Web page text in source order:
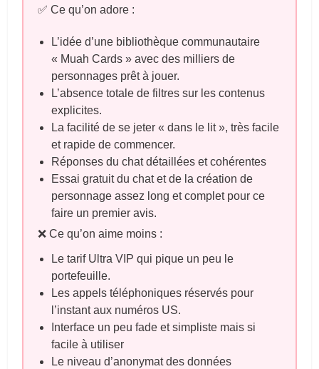
✅ Ce qu’on adore :
L’idée d’une bibliothèque communautaire
« Muah Cards » avec des milliers de
personnages prêt à jouer.
L’absence totale de filtres sur les contenus
explicites.
La facilité de se jeter « dans le lit », très facile
et rapide de commencer.
Réponses du chat détaillées et cohérentes
Essai gratuit du chat et de la création de
personnage assez long et complet pour ce
faire un premier avis.
❌ Ce qu’on aime moins :
Le tarif Ultra VIP qui pique un peu le
portefeuille.
Les appels téléphoniques réservés pour
l’instant aux numéros US.
Interface un peu fade et simpliste mais si
facile à utiliser
Le niveau d’anonymat des données